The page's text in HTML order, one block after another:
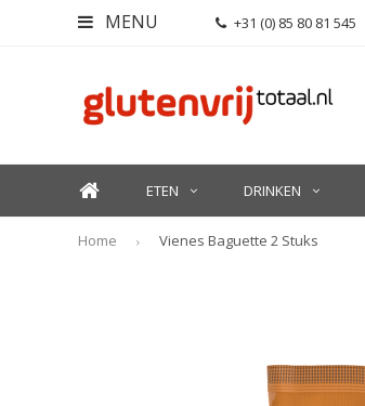
MENU +31 (0) 85 80 81 545
ETEN DRINKEN
Home Vienes Baguette 2 Stuks